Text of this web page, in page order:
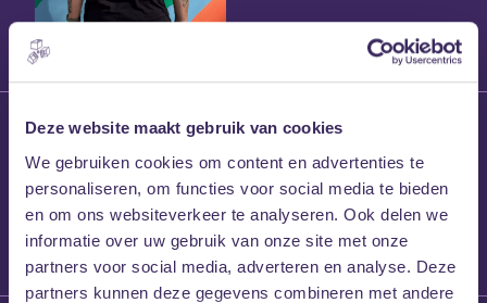
Deze website maakt gebruik van cookies
We gebruiken cookies om content en advertenties te
personaliseren, om functies voor social media te bieden
en om ons websiteverkeer te analyseren. Ook delen we
informatie over uw gebruik van onze site met onze
partners voor social media, adverteren en analyse. Deze
partners kunnen deze gegevens combineren met andere
27 maart 2026
Willem’s Blog:
Frans Kalf